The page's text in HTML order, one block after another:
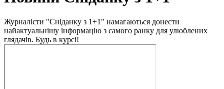
Журналісти "Сніданку з 1+1" намагаються донести
найактуальнішу інформацію з самого ранку для улюблених
глядачів. Будь в курсі!